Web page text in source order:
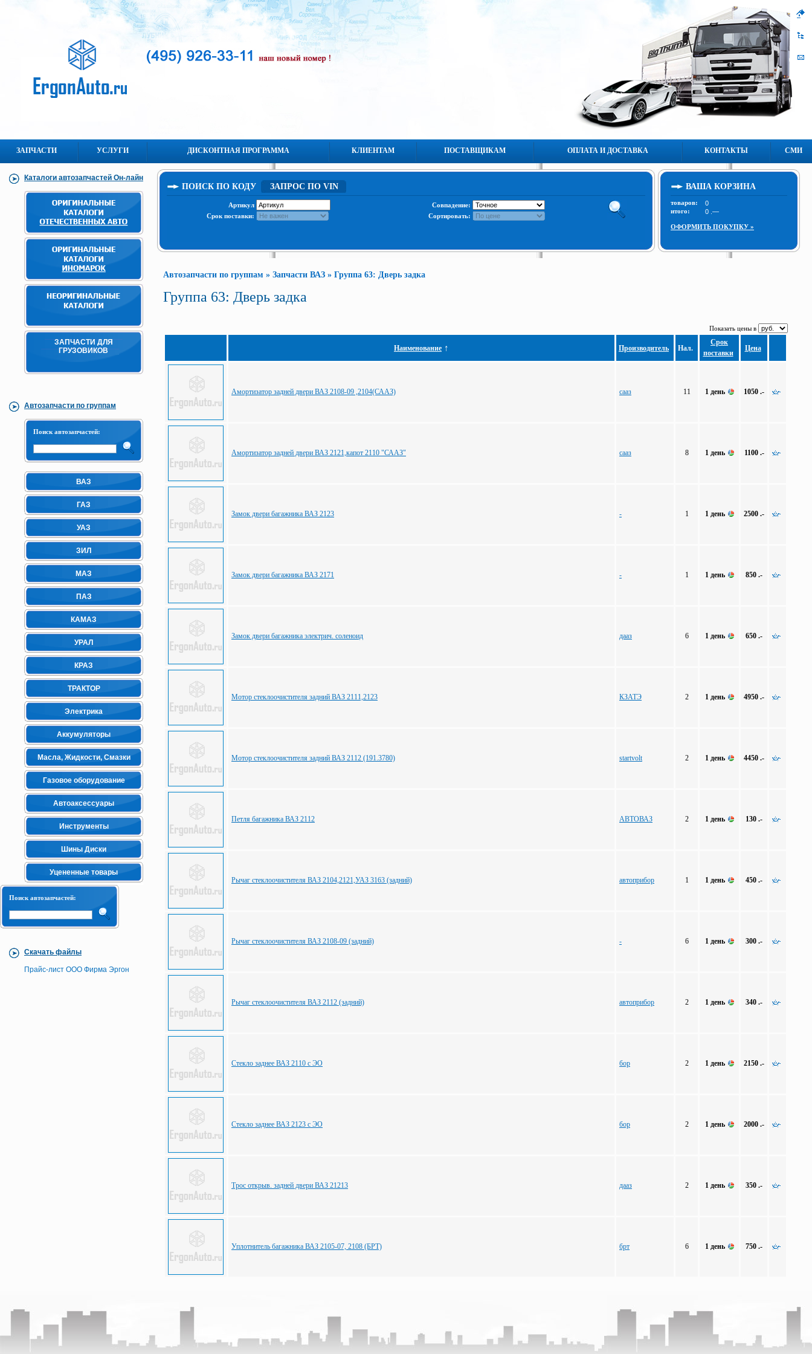
ЗАПЧАСТИ УСЛУГИ ДИСКОНТНАЯ ПРОГРАММА КЛИЕНТАМ ПОСТАВЩИКАМ ОПЛАТА И ДОСТАВКА КОНТАКТЫ СМИ
Каталоги автозапчастей Он-лайн
ЗАПЧАСТИ ДЛЯ
ГРУЗОВИКОВ
Автозапчасти по группам
Поиск автозапчастей:
ВАЗ
ГАЗ
УАЗ
ЗИЛ
МАЗ
ПАЗ
КАМАЗ
УРАЛ
КРАЗ
ТРАКТОР
Электрика
Аккумуляторы
Масла, Жидкости, Смазки
Газовое оборудование
Автоаксессуары
Инструменты
Шины Диски
Уцененные товары
Поиск автозапчастей:
Скачать файлы
Прайс-лист ООО Фирма Эргон
ПОИСК ПО КОДУ ЗАПРОС ПО VIN
Артикул
Совпадение:
Срок поставки:
Сортировать:
ВАША КОРЗИНА
товаров:
итого:
ОФОРМИТЬ ПОКУПКУ »
Автозапчасти по группам » Запчасти ВАЗ » Группа 63: Дверь задка
Группа 63: Дверь задка
Показать цены в
Наименование ↑ Производитель Нал.
Срок
поставки
Цена
Амортизатор задней двери ВАЗ 2108-09 ,2104(СААЗ) сааз 11 1 день 1050 .-
Амортизатор задней двери ВАЗ 2121,капот 2110 "СААЗ" сааз 8 1 день 1100 .-
Замок двери багажника ВАЗ 2123 - 1 1 день 2500 .-
Замок двери багажника ВАЗ 2171 - 1 1 день 850 .-
Замок двери багажника электрич. соленоид дааз 6 1 день 650 .-
Мотор стеклоочистителя задний ВАЗ 2111,2123 КЗАТЭ 2 1 день 4950 .-
Мотор стеклоочистителя задний ВАЗ 2112 (191.3780) startvolt 2 1 день 4450 .-
Петля багажника ВАЗ 2112 АВТОВАЗ 2 1 день 130 .-
Рычаг стеклоочистителя ВАЗ 2104,2121,УАЗ 3163 (задний) автоприбор 1 1 день 450 .-
Рычаг стеклоочистителя ВАЗ 2108-09 (задний) - 6 1 день 300 .-
Рычаг стеклоочистителя ВАЗ 2112 (задний) автоприбор 2 1 день 340 .-
Стекло заднее ВАЗ 2110 с ЭО бор 2 1 день 2150 .-
Стекло заднее ВАЗ 2123 с ЭО бор 2 1 день 2000 .-
Трос открыв. задней двери ВАЗ 21213 дааз 2 1 день 350 .-
Уплотнитель багажника ВАЗ 2105-07, 2108 (БРТ) брт 6 1 день 750 .-